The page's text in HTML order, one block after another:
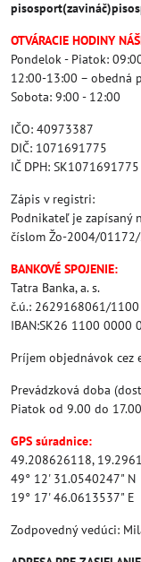
OTVÁRACIE HODINY
Pondelok - Piatok:
12:00-13:00 – obedná
Sobota: 9:00 - 12:00
IČO: 40973387
DIČ: 1071691775
IČ DPH: SK1071691775
Zápis v registri:
Podnikateľ je zapísaný
číslom Žo-2004/01172/
BANKOVÉ SPOJENIE:
Tatra Banka, a. s.
č.ú.: 2629168061/1100
IBAN:SK26 1100 0000
Príjem objednávok cez
Prevádzková doba
Piatok od 9.00 do 17.00
GPS súradnice:
49.208626118,
49° 12' 31.0540247" N
19° 17' 46.0613537" E
Zodpovedný vedúci: